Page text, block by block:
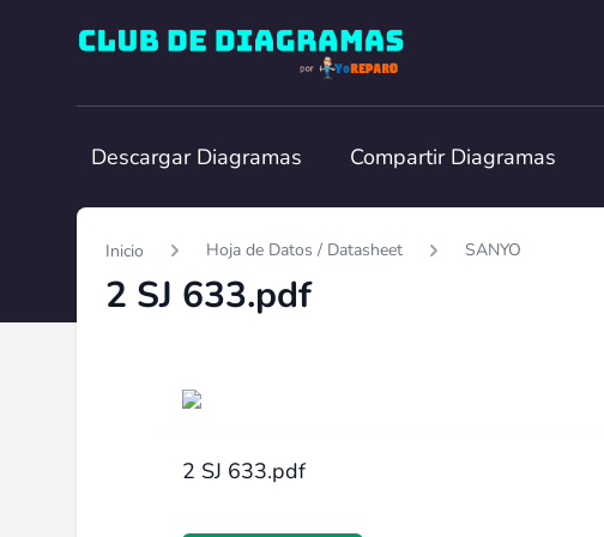
Club de Diagramas
Descargar Diagramas Compartir Diagramas
Inicio Hoja de Datos / Datasheet SANYO
2 SJ 633.pdf
2 SJ 633.pdf